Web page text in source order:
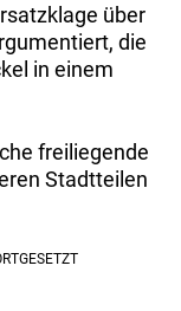
über
die
in einem
freiliegende
Stadtteilen